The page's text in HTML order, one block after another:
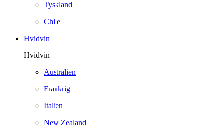
Tyskland
Chile
Hvidvin
Hvidvin
Australien
Frankrig
Italien
New Zealand